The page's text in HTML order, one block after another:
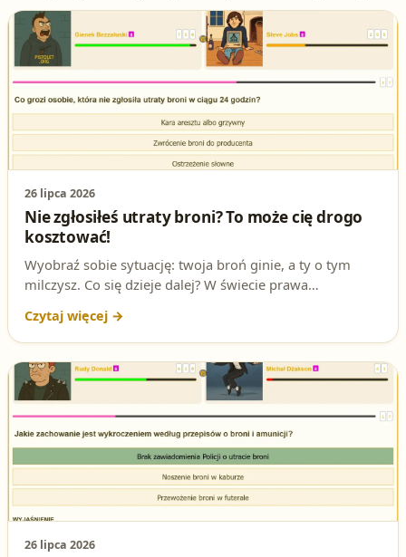
26 lipca 2026
Nie zgłosiłeś utraty broni? To może cię drogo
kosztować!
Wyobraź sobie sytuację: twoja broń ginie, a ty o tym
milczysz. Co się dzieje dalej? W świecie prawa
konsekwencje. Właśnie takie pytanie pojawia się na
egzaminie na patent strzelecki i może zdecydować o
twoim sukcesie lub porażce. Zanim odpowiesz, poznaj
zaskakujące szczegóły!
26 lipca 2026